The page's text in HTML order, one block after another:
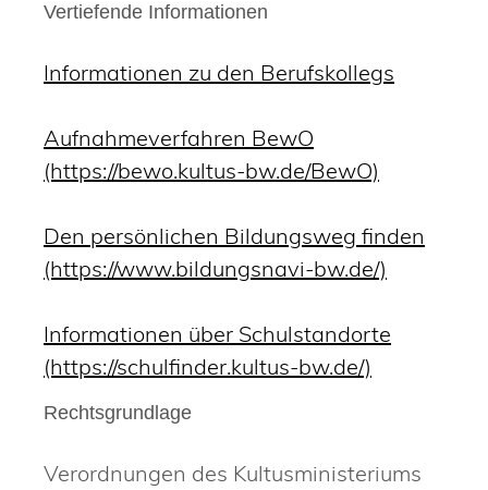
Vertiefende Informationen
Informationen zu den Berufskollegs
Aufnahmeverfahren BewO
(https://bewo.kultus-bw.de/BewO)
Den persönlichen Bildungsweg finden
(https://www.bildungsnavi-bw.de/)
Informationen über Schulstandorte
(https://schulfinder.kultus-bw.de/)
Rechtsgrundlage
Verordnungen des Kultusministeriums